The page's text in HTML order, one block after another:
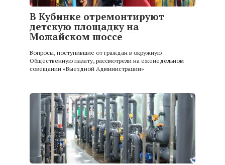
В Кубинке отремонтируют
детскую площадку на
Можайском шоссе
Вопросы, поступившие от граждан в окружную
Общественную палату, рассмотрели на еженедельном
совещании «Выездной Администрации»